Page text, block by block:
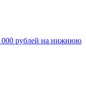
000 рублей на нижнюю